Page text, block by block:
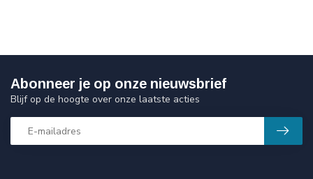
Abonneer je op onze nieuwsbrief
Blijf op de hoogte over onze laatste acties